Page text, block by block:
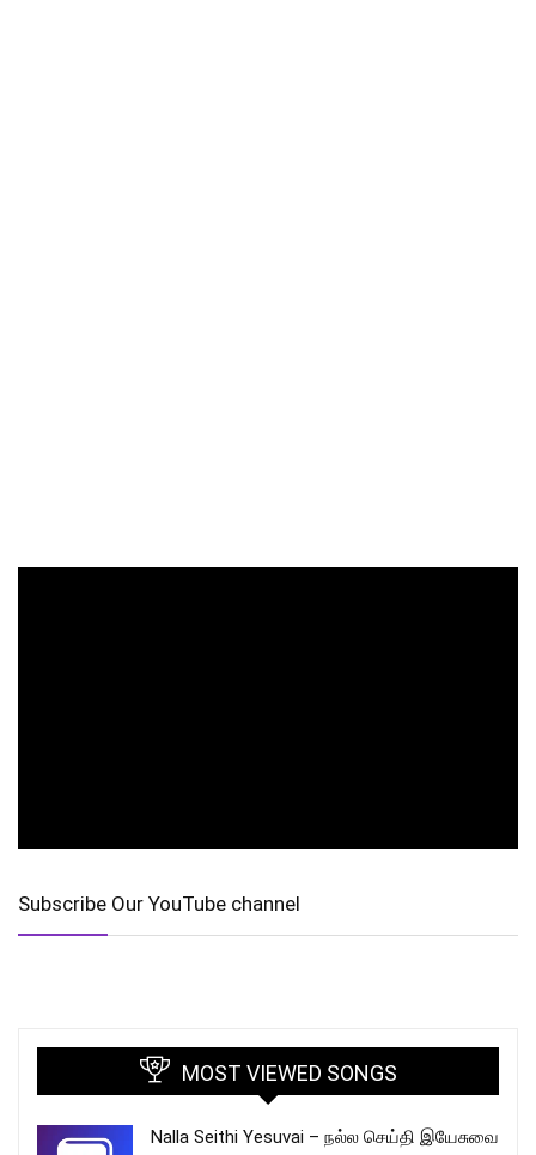
Subscribe Our YouTube channel
MOST VIEWED SONGS
Nalla Seithi Yesuvai – நல்ல செய்தி இயேசுவை